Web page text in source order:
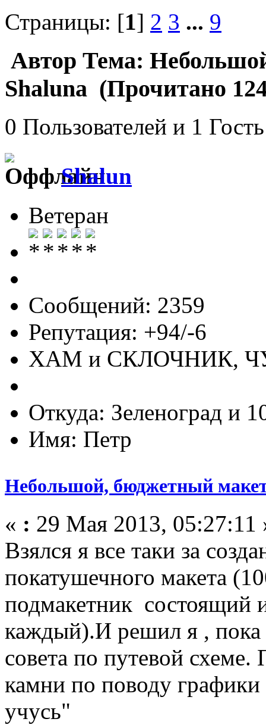
Страницы: [1] 2 3 ... 9
Автор Тема:
Shaluna (Прочитано
0 Пользователей и 1
Shalun
Ветеран
Сообщений: 2359
Репутация: +94/-6
ХАМ и СКЛОЧНИК,
Откуда: Зеленоград и
Имя: Петр
Небольшой, бюджетный
« : 29 Мая 2013, 05:27:11
Взялся я все таки за
покатушечного макета
подмакетник состоящий
каждый).И решил я , пока
совета по путевой
камни по поводу
учусь"